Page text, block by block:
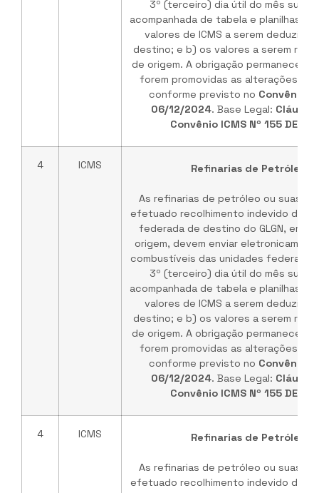
3º (terceiro) dia útil do mês
acompanhada de tabela e planilhas
valores de ICMS a serem
destino; e b) os valores a serem
de origem. A obrigação permanece
forem promovidas as alterações no
conforme previsto no Convênio
06/12/2024. Base Legal:
Convênio ICMS Nº 155 DE
4 ICMS Refinarias de Petróleo /
As refinarias de petróleo ou suas
efetuado recolhimento indevido do
federada de destino do GLGN, em
origem, devem enviar
combustíveis das unidades
3º (terceiro) dia útil do mês
acompanhada de tabela e planilhas
valores de ICMS a serem
destino; e b) os valores a serem
de origem. A obrigação permanece
forem promovidas as alterações no
conforme previsto no Convênio
06/12/2024. Base Legal:
Convênio ICMS Nº 155 DE
4 ICMS Refinarias de Petróleo /
As refinarias de petróleo ou suas
efetuado recolhimento indevido do